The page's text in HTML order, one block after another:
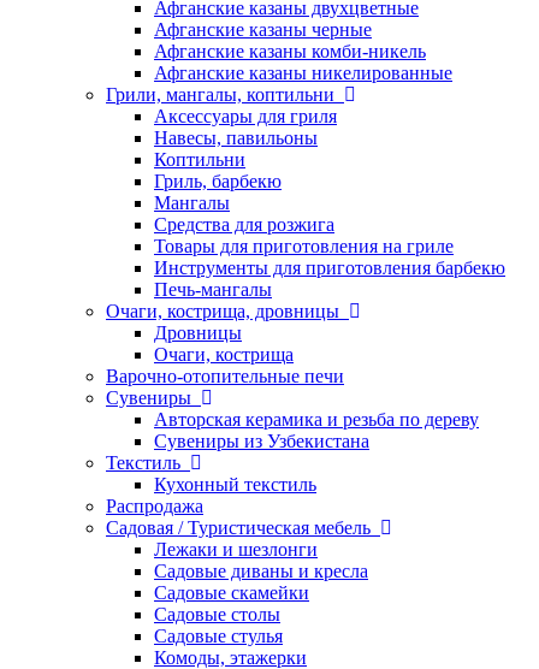
Афганские казаны двухцветные
Афганские казаны черные
Афганские казаны комби-никель
Афганские казаны никелированные
Грили, мангалы, коптильни
Аксессуары для гриля
Навесы, павильоны
Коптильни
Гриль, барбекю
Мангалы
Средства для розжига
Товары для приготовления на гриле
Инструменты для приготовления барбекю
Печь-мангалы
Очаги, кострища, дровницы
Дровницы
Очаги, кострища
Варочно-отопительные печи
Сувениры
Авторская керамика и резьба по дереву
Сувениры из Узбекистана
Текстиль
Кухонный текстиль
Распродажа
Садовая / Туристическая мебель
Лежаки и шезлонги
Садовые диваны и кресла
Садовые скамейки
Садовые столы
Садовые стулья
Комоды, этажерки